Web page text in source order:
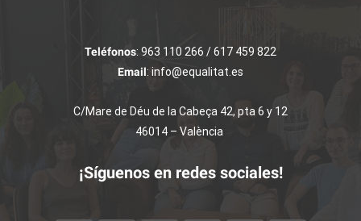
Teléfonos: 963 110 266 / 617 459 822
Email: info@equalitat.es
C/Mare de Déu de la Cabeça 42, pta 6 y 12
46014 – València
¡Síguenos en redes sociales!